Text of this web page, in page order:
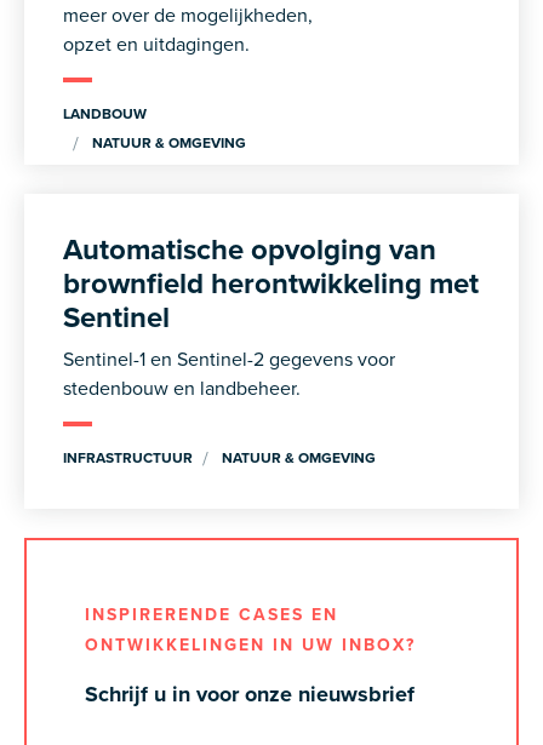
meer over de mogelijkheden,
opzet en uitdagingen.
LANDBOUW
NATUUR & OMGEVING
Automatische opvolging van
brownfield herontwikkeling met
Sentinel
Sentinel-1 en Sentinel-2 gegevens voor
stedenbouw en landbeheer.
INFRASTRUCTUUR NATUUR & OMGEVING
INSPIRERENDE CASES EN
ONTWIKKELINGEN IN UW INBOX?
Schrijf u in voor onze nieuwsbrief